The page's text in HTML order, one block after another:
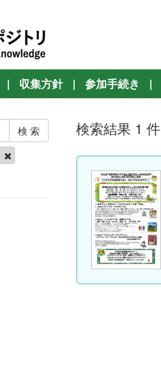
| 収集方針 | 参加手続き |
検索結果 1 件